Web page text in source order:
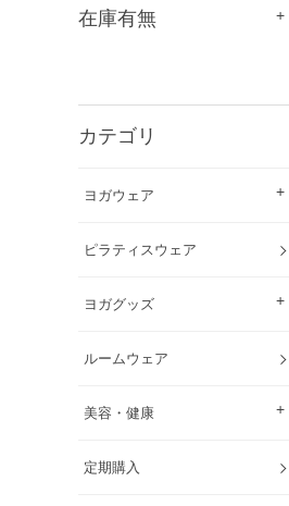
在庫有無
カテゴリ
ヨガウェア
ピラティスウェア
ヨガグッズ
ルームウェア
美容・健康
定期購入